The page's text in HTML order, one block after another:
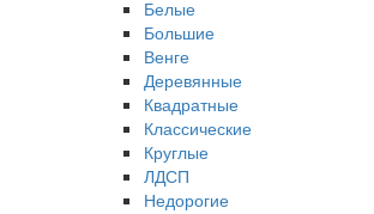
Белые
Большие
Венге
Деревянные
Квадратные
Классические
Круглые
ЛДСП
Недорогие